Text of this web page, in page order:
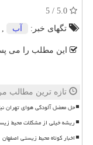
تگهای خبر:
آب ,
این مطلب را می
تازه ترین مطالب
حل معضل آلودگی هوای تهران
ریشه خیلی از مشکلات محیط
اخبار کوتاه محیط زیستی اصفهان